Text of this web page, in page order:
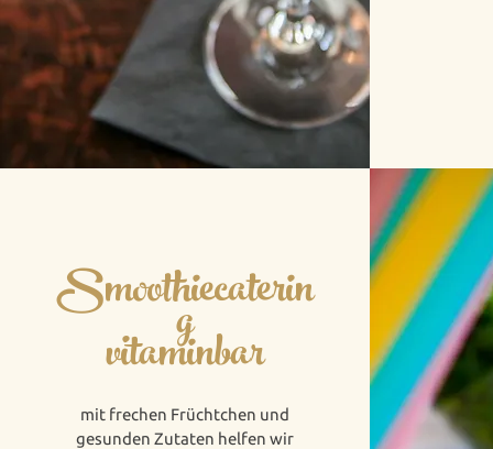
Smoothiecaterin
g
vitaminbar
mit frechen Früchtchen und
gesunden Zutaten helfen wir